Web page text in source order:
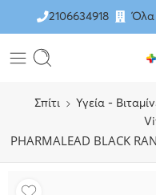
2106634918 Όλα
Σπίτι Υγεία -
PHARMALEAD BLACK